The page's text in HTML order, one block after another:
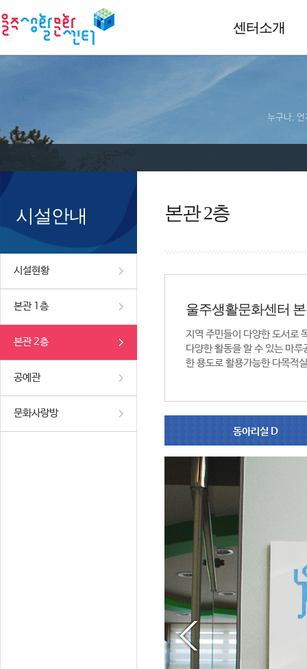
센터소개
누구나, 언
시설안내
시설현황
본관 1층
본관 2층
공예관
문화사랑방
본관 2층
울주생활문화센터
지역 주민들이 다양한 도서로
다양한 활동을 할 수 있는 마
한 용도로 활용가능한 다목적
동아리실 D